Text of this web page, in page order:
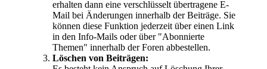
erhalten dann eine verschlüsselt übertragene E-
Mail bei Änderungen innerhalb der Beiträge. Sie
können diese Funktion jederzeit über einen Link
in den Info-Mails oder über "Abonnierte
Themen" innerhalb der Foren abbestellen.
Löschen von Beiträgen: